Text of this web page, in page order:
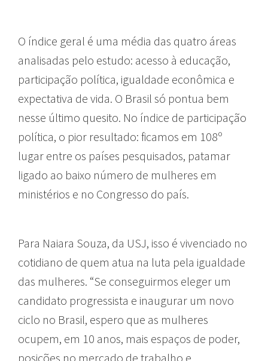
O índice geral é uma média das quatro áreas
analisadas pelo estudo: acesso à educação,
participação política, igualdade econômica e
expectativa de vida. O Brasil só pontua bem
nesse último quesito. No índice de participação
política, o pior resultado: ficamos em 108º
lugar entre os países pesquisados, patamar
ligado ao baixo número de mulheres em
ministérios e no Congresso do país.
Para Naiara Souza, da USJ, isso é vivenciado no
cotidiano de quem atua na luta pela igualdade
das mulheres. “Se conseguirmos eleger um
candidato progressista e inaugurar um novo
ciclo no Brasil, espero que as mulheres
ocupem, em 10 anos, mais espaços de poder,
posições no mercado de trabalho e